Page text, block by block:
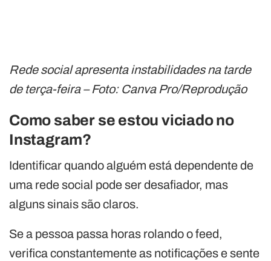
Rede social apresenta instabilidades na tarde
de terça-feira – Foto: Canva Pro/Reprodução
Como saber se estou viciado no
Instagram?
Identificar quando alguém está dependente de
uma rede social pode ser desafiador, mas
alguns sinais são claros.
Se a pessoa passa horas rolando o feed,
verifica constantemente as notificações e sente